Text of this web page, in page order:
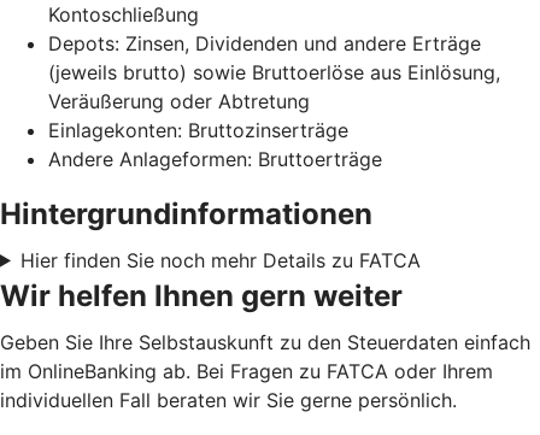
Kontoschließung
Depots: Zinsen, Dividenden und andere Erträge
(jeweils brutto) sowie Bruttoerlöse aus Einlösung,
Veräußerung oder Abtretung
Einlagekonten: Bruttozinserträge
Andere Anlageformen: Bruttoerträge
Hintergrundinformationen
Hier finden Sie noch mehr Details zu FATCA
Wir helfen Ihnen gern weiter
Geben Sie Ihre Selbstauskunft zu den Steuerdaten einfach
im OnlineBanking ab. Bei Fragen zu FATCA oder Ihrem
individuellen Fall beraten wir Sie gerne persönlich.